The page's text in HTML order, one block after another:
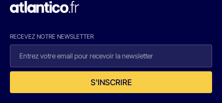
RECEVEZ NOTRE NEWSLETTER
S'INSCRIRE